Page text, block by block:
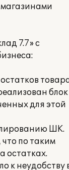
7.7» с
блок
для этой
ШК.
по таким
остатках.
к неудобству